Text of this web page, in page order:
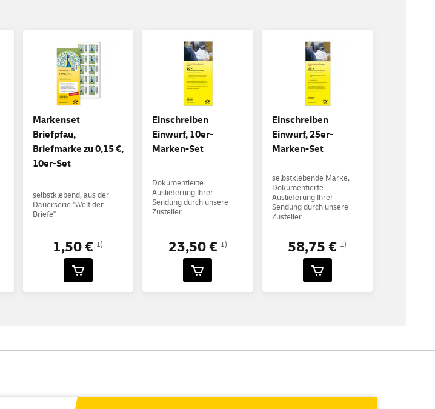
Markenset
Briefpfau,
Briefmarke zu 0,15 €,
10er-Set
selbstklebend, aus der
Dauerserie "Welt der
Briefe"
1,50 € 1)
Einschreiben
Einwurf, 10er-
Marken-Set
Dokumentierte
Auslieferung Ihrer
Sendung durch unsere
Zusteller
23,50 € 1)
Einschreiben
Einwurf, 25er-
Marken-Set
selbstklebende Marke,
Dokumentierte
Auslieferung Ihrer
Sendung durch unsere
Zusteller
58,75 € 1)